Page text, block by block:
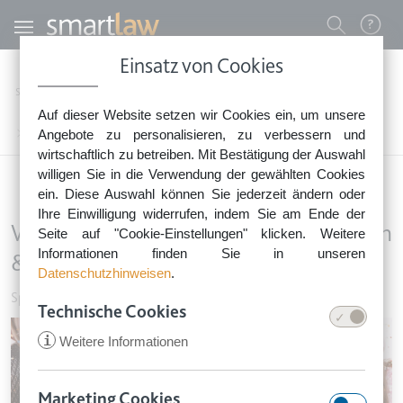
Einsatz von Cookies
Auf dieser Website setzen wir Cookies ein, um unsere
Angebote zu personalisieren, zu verbessern und
wirtschaftlich zu betreiben. Mit Bestätigung der Auswahl
willigen Sie in die Verwendung der gewählten Cookies
ein. Diese Auswahl können Sie jederzeit ändern oder
Ihre Einwilligung widerrufen, indem Sie am Ende der
Seite auf "Cookie-Einstellungen" klicken. Weitere
Informationen finden Sie in unseren
Datenschutzhinweisen.
Technische Cookies
i Weitere Informationen
Direkt zum Inhalt
0800 - 268 4 268 (kostenfrei)
Sie erreichen unser Service-Team:
Montag bis Freitag: 8-18 Uhr
Keine Rechtsberatung.
Benutzermenü
Startseite
Was ist an Karneval erlaubt? 13 Fragen & Fakten zur fünften Jahreszeit
Was ist an Karneval erlaubt? 13 Fragen
& Fakten zur fünften Jahreszeit
Sport & Freizeit
Image